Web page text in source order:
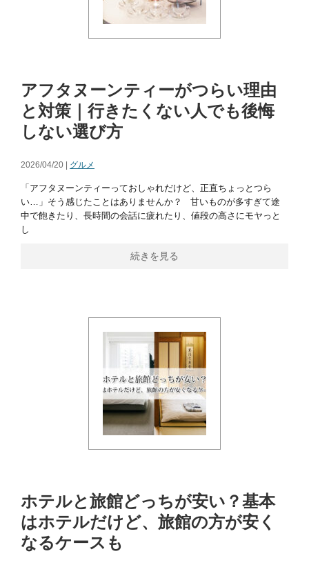
アフタヌーンティーがつらい理由
と対策｜行きたくない人でも後悔
しない選び方
2026/04/20 | グルメ
「アフタヌーンティーっておしゃれだけど、正直ちょっとつら
い…」そう感じたことはありませんか？ 甘いものが多すぎて途
中で飽きたり、長時間の会話に疲れたり、値段の高さにモヤっと
し
続きを見る
ホテルと旅館どっちが安い？基本
はホテルだけど、旅館の方が安く
なるケースも